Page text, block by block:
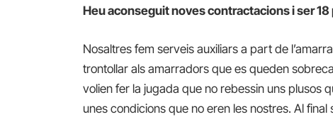
Heu aconseguit noves contractacions i ser 18
Nosaltres fem serveis auxiliars a part de
trontollar als amarradors que es queden
volien fer la jugada que no rebessin uns plusos
unes condicions que no eren les nostres. Al